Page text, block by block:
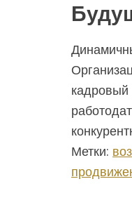
кадровый
Метки: